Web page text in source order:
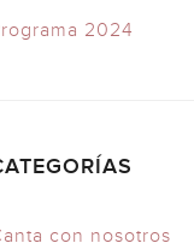
2024
con nosotros